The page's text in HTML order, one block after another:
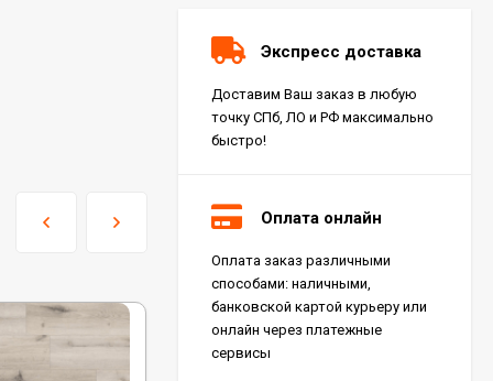
Экспресс доставка
Доставим Ваш заказ в любую
точку СПб, ЛО и РФ максимально
быстро!
Оплата онлайн
Оплата заказ различными
способами: наличными,
банковской картой курьеру или
онлайн через платежные
сервисы
Керамогранит Italon
Charme Extra Silver Ret
60x120, 610010001196